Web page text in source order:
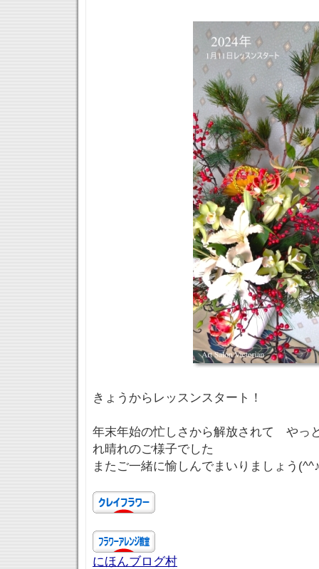
きょうからレッスンスタート！
年末年始の忙しさから解放されて やっ
れ晴れのご様子でした
またご一緒に愉しんでまいりましょう
にほんブログ村